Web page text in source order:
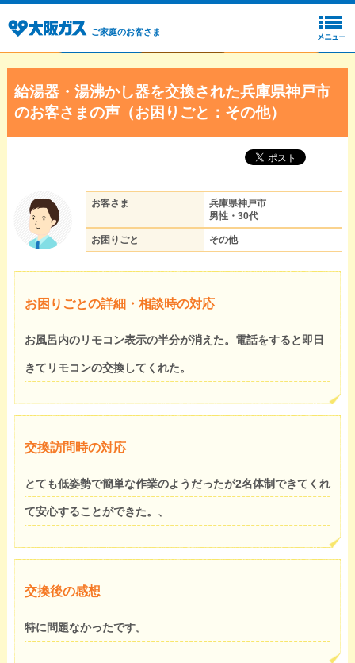
ご家庭のお客さま
給湯器・湯沸かし器を交換された兵庫県神戸市
のお客さまの声（お困りごと：その他）
お客さま
兵庫県神戸市
男性・30代
お困りごと その他
お困りごとの詳細・相談時の対応
お風呂内のリモコン表示の半分が消えた。電話をすると即日
きてリモコンの交換してくれた。
交換訪問時の対応
とても低姿勢で簡単な作業のようだったが2名体制できてくれ
て安心することができた。、
交換後の感想
特に問題なかったです。